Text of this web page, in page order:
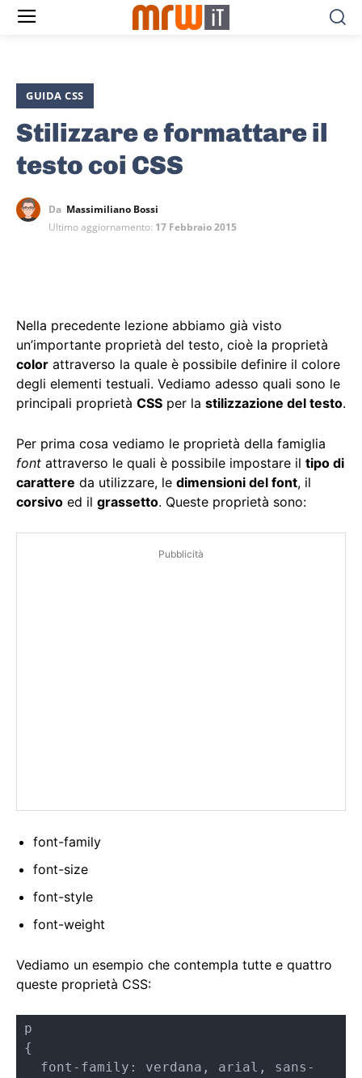
GUIDA CSS
Stilizzare e formattare il
testo coi CSS
Da Massimiliano Bossi
Ultimo aggiornamento: 17 Febbraio 2015
Nella precedente lezione abbiamo già visto
un’importante proprietà del testo, cioè la proprietà
color attraverso la quale è possibile definire il colore
degli elementi testuali. Vediamo adesso quali sono le
principali proprietà CSS per la stilizzazione del testo.
Per prima cosa vediamo le proprietà della famiglia
font attraverso le quali è possibile impostare il tipo di
carattere da utilizzare, le dimensioni del font, il
corsivo ed il grassetto. Queste proprietà sono:
Pubblicità
font-family
font-size
font-style
font-weight
Vediamo un esempio che contempla tutte e quattro
queste proprietà CSS:
p
{